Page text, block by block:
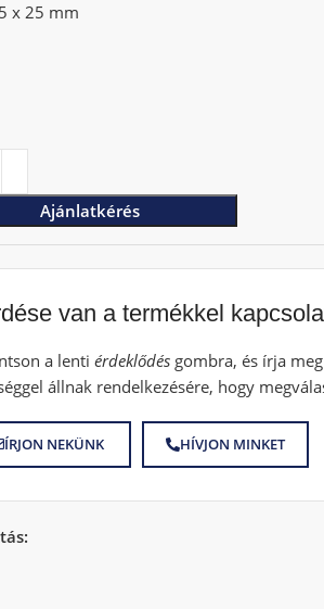
x 25 mm
Ajánlatkérés
van a termékkel
a lenti érdeklődés gombra, és írja
állnak rendelkezésére, hogy
ÍRJON NEKÜNK HÍVJON MINKET